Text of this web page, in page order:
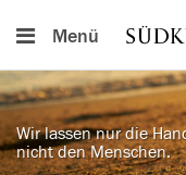
Menü
Wir lassen nur die
nicht den Menschen.